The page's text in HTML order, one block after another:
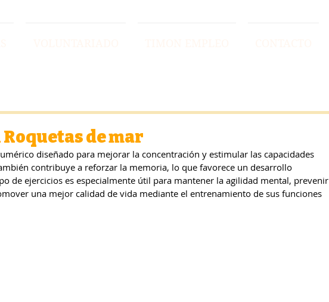
de mar
diseñado para mejorar la concentración y estimular las capacidades
contribuye a reforzar la memoria, lo que favorece un desarrollo
de ejercicios es especialmente útil para mantener la agilidad mental, prevenir
una mejor calidad de vida mediante el entrenamiento de sus funciones